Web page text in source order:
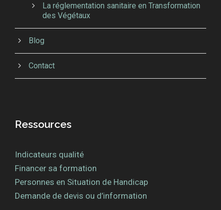
La réglementation sanitaire en Transformation
des Végétaux
Blog
Contact
Ressources
Indicateurs qualité
Financer sa formation
Personnes en Situation de Handicap
Demande de devis ou d’information